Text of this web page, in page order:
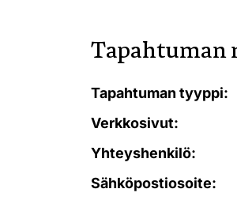
Tapahtuman
Tapahtuman tyyppi:
Verkkosivut:
Yhteyshenkilö:
Sähköpostiosoite: